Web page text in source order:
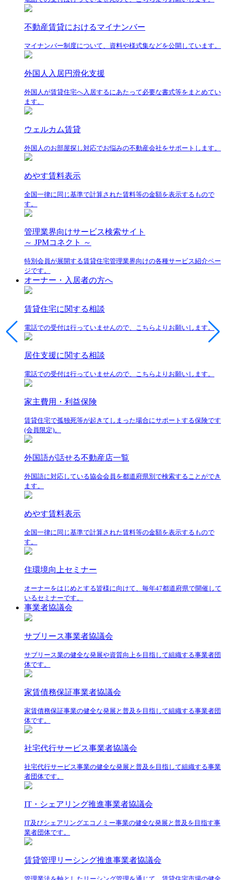
不動産賃貸におけるマイナンバー
マイナンバー制度について、資料や様式集などを公開しています。
外国人入居円滑化支援
外国人が賃貸住宅へ入居するにあたって必要な書式等をまとめてい
ます。
ウェルカム賃貸
外国人のお部屋探し対応でお悩みの不動産会社をサポートします。
めやす賃料表示
全国一律に同じ基準で計算された賃料等の金額を表示するもので
す。
管理業界向けサービス検索サイト
～ JPMコネクト ～
特別会員が展開する賃貸住宅管理業界向けの各種サービス紹介ペー
ジです。
オーナー・入居者の方へ
賃貸住宅に関する相談
電話での受付は行っていませんので、こちらよりお願いします。
居住支援に関する相談
電話での受付は行っていませんので、こちらよりお願いします。
家主費用・利益保険
賃貸住宅で孤独死等が起きてしまった場合にサポートする保険です
(会員限定)。
外国語が話せる不動産店一覧
外国語に対応している協会会員を都道府県別で検索することができ
ます。
めやす賃料表示
全国一律に同じ基準で計算された賃料等の金額を表示するもので
す。
住環境向上セミナー
オーナーをはじめとする皆様に向けて、毎年47都道府県で開催して
いるセミナーです。
事業者協議会
サブリース事業者協議会
サブリース業の健全な発展や資質向上を目指して組織する事業者団
体です。
家賃債務保証事業者協議会
家賃債務保証事業の健全な発展と普及を目指して組織する事業者団
体です。
社宅代行サービス事業者協議会
社宅代行サービス事業の健全な発展と普及を目指して組織する事業
者団体です。
IT・シェアリング推進事業者協議会
IT及びシェアリングエコノミー事業の健全な発展と普及を目指す事
業者団体です。
賃貸管理リーシング推進事業者協議会